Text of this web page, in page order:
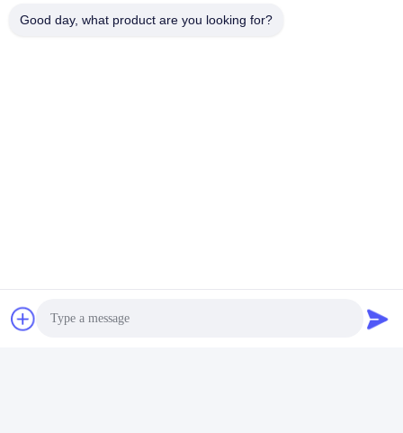
Good day, what product are you looking for?